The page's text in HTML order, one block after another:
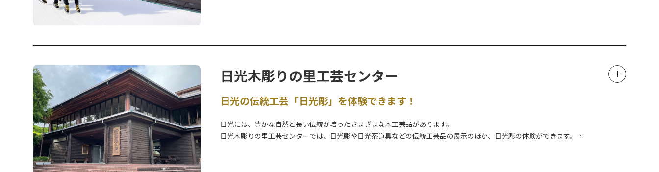
日光木彫りの里工芸センター
日光の伝統工芸「日光彫」を体験できます！
日光には、豊かな自然と長い伝統が培ったさまざまな木工芸品があります。
日光木彫りの里工芸センターでは、日光彫や日光茶道具などの伝統工芸品の展示のほか、日光彫の体験ができます。